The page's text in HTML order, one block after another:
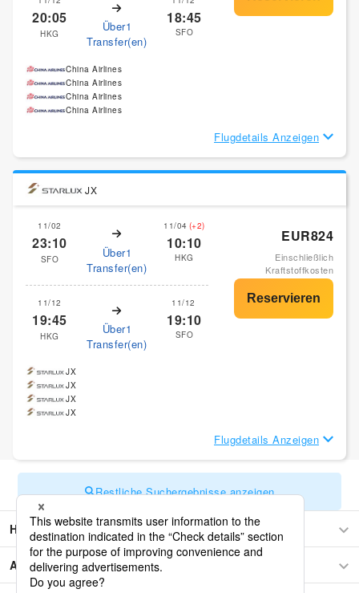
20:05
HKG
Über1
Transfer(en)
18:45
SFO
China Airlines
China Airlines
China Airlines
China Airlines
Flugdetails Anzeigen
JX
11/02
23:10
SFO
Über1
Transfer(en)
11/04 (+2)
10:10
HKG
11/12
19:45
HKG
Über1
Transfer(en)
11/12
19:10
SFO
EUR824
Einschließlich
Kraftstoffkosten
JX
JX
JX
JX
Flugdetails Anzeigen
Restliche Suchergebnisse anzeigen
Hong Kong
Asien